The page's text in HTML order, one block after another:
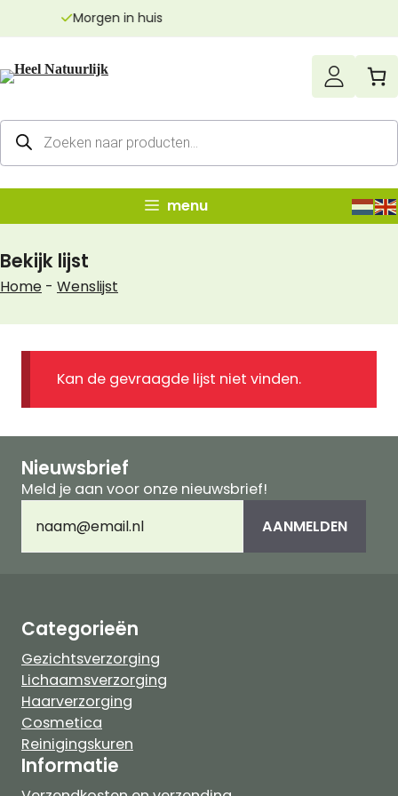
inhoud
Producten
zoeken
menu
Bekijk lijst
Home - Wenslijst
Kan de gevraagde lijst niet vinden.
Nieuwsbrief
Meld je aan voor onze nieuwsbrief!
mailadres(Vereist) AANMELDEN
Categorieën
Gezichtsverzorging
Lichaamsverzorging
Haarverzorging
Cosmetica
Reinigingskuren
Informatie